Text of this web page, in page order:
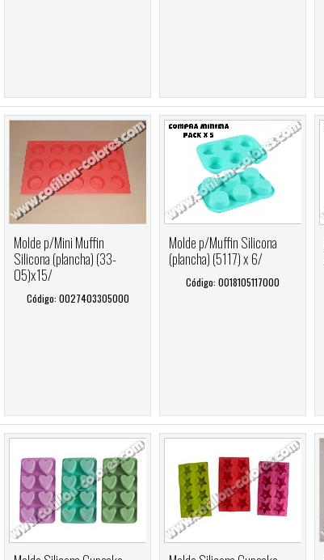
Molde p/Mini Muffin
Silicona (plancha) (33-
05)x15/
Código: 0027403305000
Molde p/Muffin Silicona
(plancha) (5117) x 6/
Código: 0018105117000